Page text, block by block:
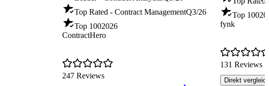
Top Rated - Contract ManagementQ3/26
Top 1002026
ContractHero
247 Reviews
Top 100
fynk
131 Reviews
Direkt